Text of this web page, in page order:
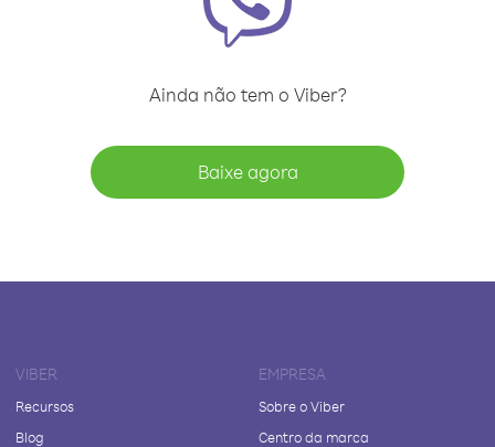
Ainda não tem o Viber?
Baixe agora
VIBER
Recursos
Blog
EMPRESA
Sobre o Viber
Centro da marca